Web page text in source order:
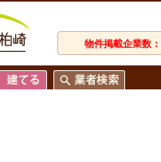
物件掲載企業数：